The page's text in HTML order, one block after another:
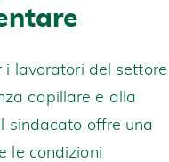
i lavoratori del settore
capillare e alla
sindacato offre una
le condizioni